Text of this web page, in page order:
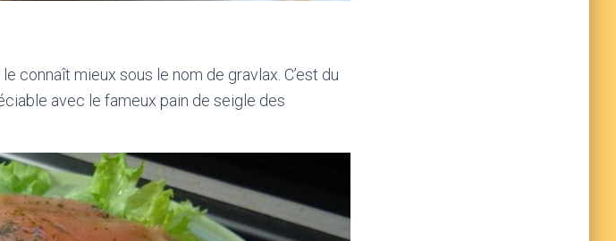
le connaît mieux sous le nom de gravlax. C’est du
avec le fameux pain de seigle des